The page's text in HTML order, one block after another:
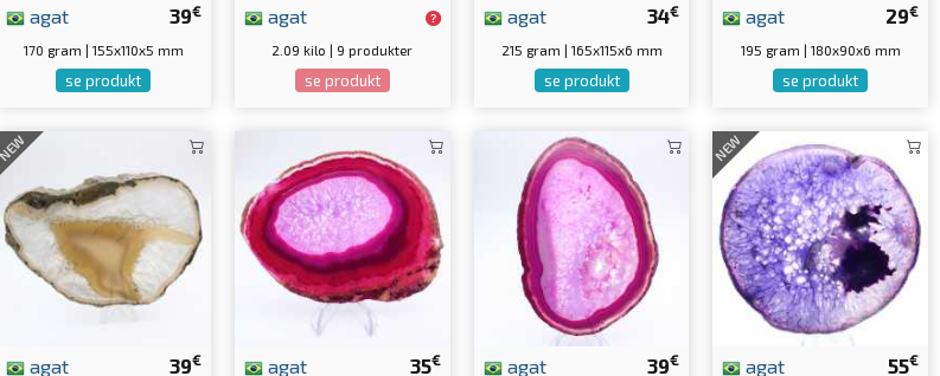
39€
agat
170 gram | 155x110x5 mm
se produkt
agat
2.09 kilo | 9 produkter
se produkt
34€
agat
215 gram | 165x115x6 mm
se produkt
29€
agat
195 gram | 180x90x6 mm
se produkt
NEW
39€
agat 35€
agat 39€
agat
NEW
55€
agat